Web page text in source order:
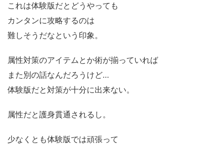
これは体験版だとどうやっても
カンタンに攻略するのは
難しそうだなという印象。
属性対策のアイテムとか術が揃っていれば
また別の話なんだろうけど…
体験版だと対策が十分に出来ない。
属性だと護身貫通されるし。
少なくとも体験版では頑張って